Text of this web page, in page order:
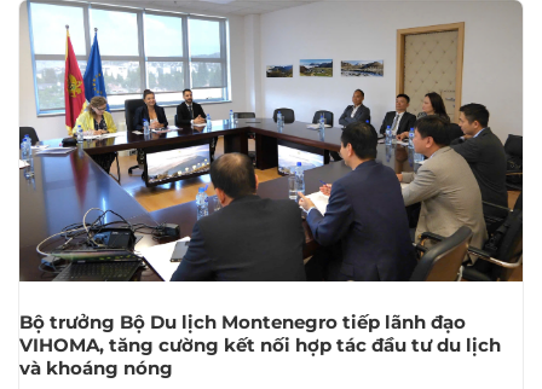
Bộ trưởng Bộ Du lịch Montenegro tiếp lãnh đạo
VIHOMA, tăng cường kết nối hợp tác đầu tư du lịch
và khoáng nóng